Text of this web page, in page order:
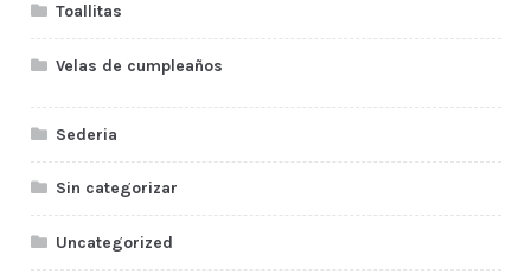
Toallitas
Velas de cumpleaños
Sederia
Sin categorizar
Uncategorized